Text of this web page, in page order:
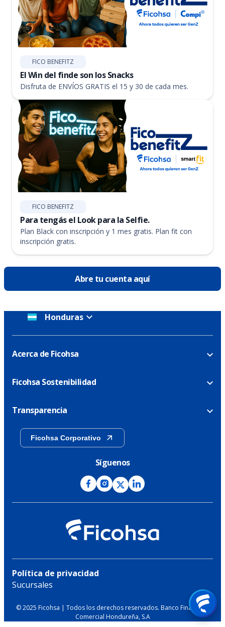
FICO BENEFITZ
El Win del finde son los Snacks
Disfruta de ENVÍOS GRATIS el 15 y 30 de cada mes.
FICO BENEFITZ
Para tengás el Look para la Selfie.
Plan Black con inscripción y 1 mes gratis. Plan fit con
inscripción gratis.
Abre tu cuenta aquí
Honduras
Acerca de Ficohsa
Ficohsa Sostenibilidad
Transparencia
Ficohsa Corporativo
Síguenos
Política de privacidad
Sucursales
© 2025 Ficohsa | Todos los derechos reservados. Banco Financiera
Comercial Hondureña, S.A